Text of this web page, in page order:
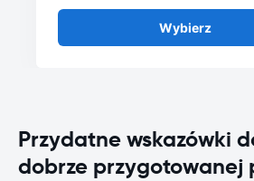
Wybierz
Przydatne wskazówki
dobrze przygotowanej